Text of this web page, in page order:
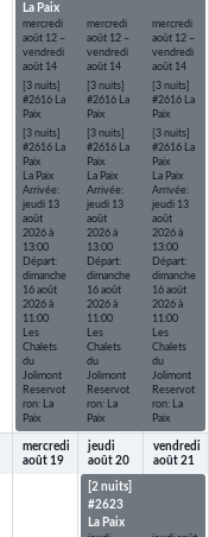
La Paix
mercredi
août 12 –
vendredi
août 14
[3 nuits]
#2616 La
Paix
[3 nuits]
#2616 La
Paix
La Paix
Arrivée:
jeudi 13
août
2026 à
13:00
Départ:
dimanche
16 août
2026 à
11:00
Les
Chalets
du
Jolimont
Reservot
ron: La
Paix
mercredi
août 12 –
vendredi
août 14
[3 nuits]
#2616 La
Paix
[3 nuits]
#2616 La
Paix
La Paix
Arrivée:
jeudi 13
août
2026 à
13:00
Départ:
dimanche
16 août
2026 à
11:00
Les
Chalets
du
Jolimont
Reservot
ron: La
Paix
mercredi
août 12 –
vendredi
août 14
[3 nuits]
#2616 La
Paix
[3 nuits]
#2616 La
Paix
La Paix
Arrivée:
jeudi 13
août
2026 à
13:00
Départ:
dimanche
16 août
2026 à
11:00
Les
Chalets
du
Jolimont
Reservot
ron: La
Paix
mercredi
août 19
jeudi
août 20
[2 nuits]
#2623
La Paix
vendredi
août 21